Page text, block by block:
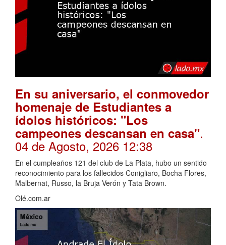
En su aniversario, el conmovedor
homenaje de Estudiantes a
ídolos históricos: "Los
campeones descansan en casa".
04 de Agosto, 2026 12:38
En el cumpleaños 121 del club de La Plata, hubo un sentido
reconocimiento para los fallecidos Conigliaro, Bocha Flores,
Malbernat, Russo, la Bruja Verón y Tata Brown.
Olé.com.ar